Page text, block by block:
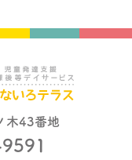
木43番地